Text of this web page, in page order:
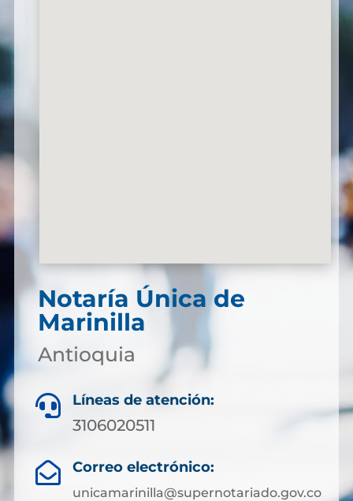
Notaría Única de
Marinilla
Antioquia
 Líneas de atención:
3106020511
 Correo electrónico:
unicamarinilla@supernotariado.gov.co